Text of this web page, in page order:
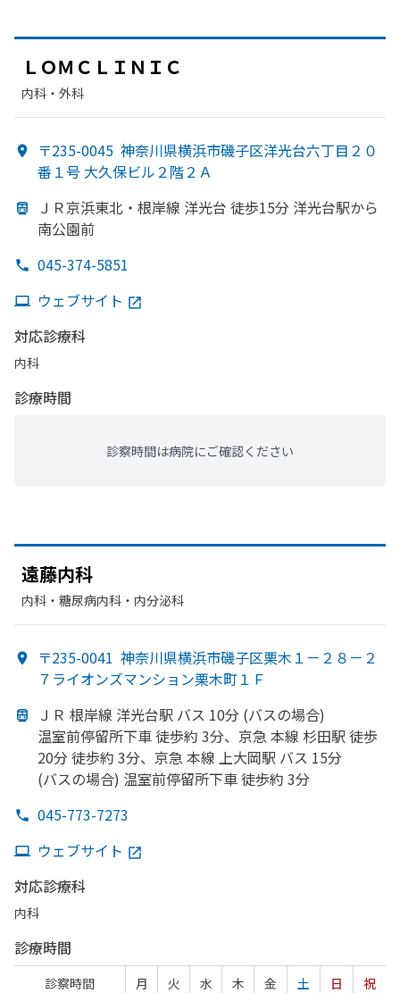
ＬＯＭＣＬＩＮＩＣ
内科・​外科
〒235-0045 神奈川県横浜市磯子区洋光台六丁目２０
番１号 大久保ビル２階２Ａ
ＪＲ京浜東北・根岸線 洋光台 徒歩15分 洋光台駅から
南公園前
045-374-5851
ウェブサイト
対応診療科
内科
診療時間
診察時間は病院にご確認ください
遠藤内科
内科・​糖尿病内科・​内分泌科
〒235-0041 神奈川県横浜市磯子区栗木１－２８－２
７ライオンズマンション栗木町１Ｆ
ＪＲ 根岸線 洋光台駅 バス 10分 (バスの場合)
温室前停留所下車 徒歩約 3分、 京急 本線 杉田駅 徒歩
20分 徒歩約 3分、 京急 本線 上大岡駅 バス 15分
(バスの場合) 温室前停留所下車 徒歩約 3分
045-773-7273
ウェブサイト
対応診療科
内科
診療時間
診察時間 月 火 水 木 金 土 日
祝